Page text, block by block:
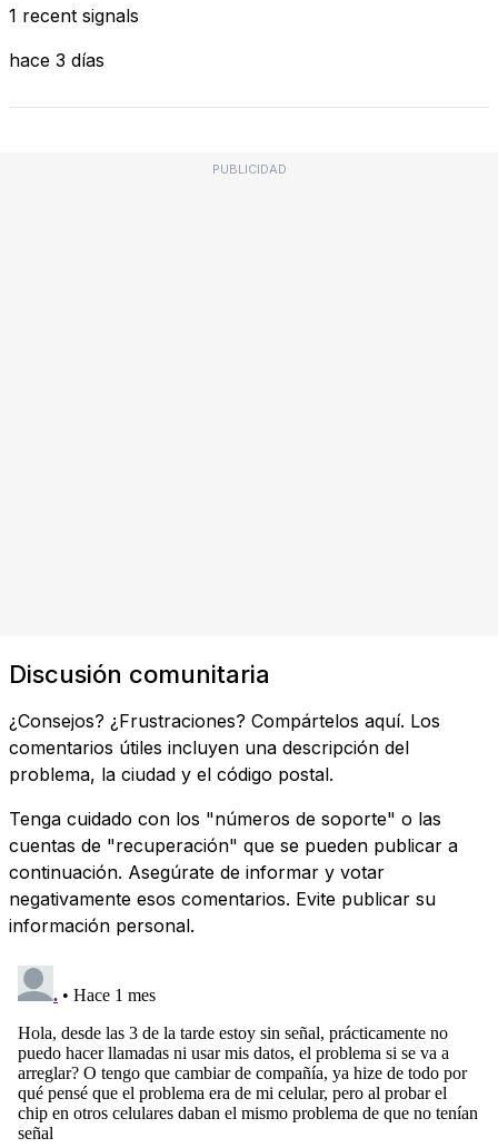
1 recent signals
hace 3 días
PUBLICIDAD
Discusión comunitaria
¿Consejos? ¿Frustraciones? Compártelos aquí. Los
comentarios útiles incluyen una descripción del
problema, la ciudad y el código postal.
Tenga cuidado con los "números de soporte" o las
cuentas de "recuperación" que se pueden publicar a
continuación. Asegúrate de informar y votar
negativamente esos comentarios. Evite publicar su
información personal.